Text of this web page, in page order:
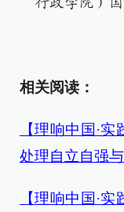
行政学院）
相关阅读：
【理响中国·
处理自立自强
【理响中国·